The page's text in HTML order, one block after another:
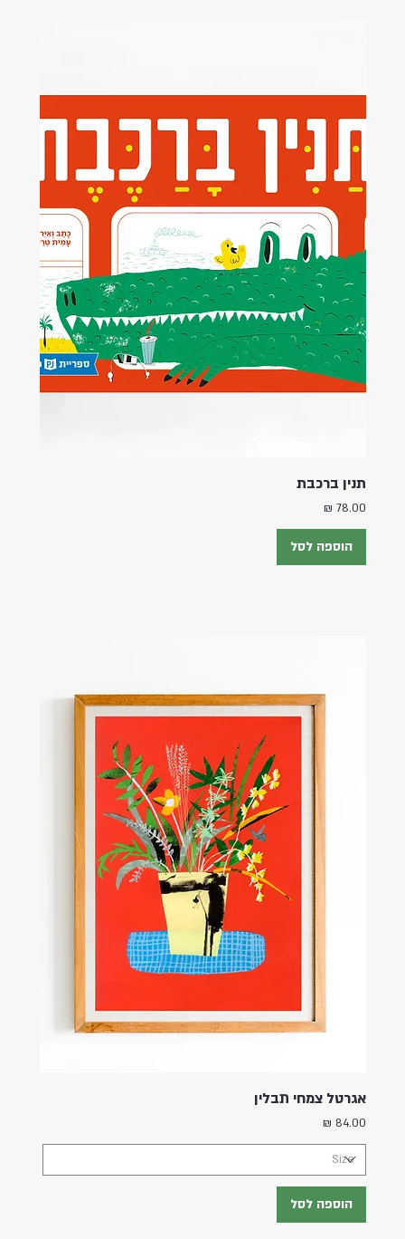
תנין ברכבת
מחיר
הוספה לסל
אגרטל צמחי תבלין
מחיר
הוספה לסל